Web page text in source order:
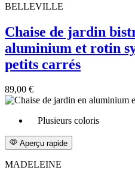
BELLEVILLE
Chaise de jardin
aluminium et rotin
petits carrés
89,00 €
Plusieurs coloris
Aperçu rapide
MADELEINE